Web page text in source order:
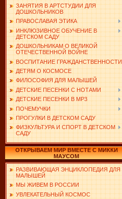
ЗАНЯТИЯ В АРТСТУДИИ ДЛЯ
ДОШКОЛЬНИКОВ
ПРАВОСЛАВАЯ ЭТИКА
ИНКЛЮЗИВНОЕ ОБУЧЕНИЕ В
ДЕТСКОМ САДУ
ДОШКОЛЬНИКАМ О ВЕЛИКОЙ
ОТЕЧЕСТВЕННОЙ ВОЙНЕ
ВОСПИТАНИЕ ГРАЖДАНСТВЕННОСТИ
ДЕТЯМ О КОСМОСЕ
ФИЛОСОФИЯ ДЛЯ МАЛЫШЕЙ
ДЕТСКИЕ ПЕСЕНКИ С НОТАМИ
ДЕТСКИЕ ПЕСЕНКИ В MP3
ПОЧЕМУЧКИ
ПРОГУЛКИ В ДЕТСКОМ САДУ
ФИЗКУЛЬТУРА И СПОРТ В ДЕТСКОМ
САДУ
ОТКРЫВАЕМ МИР ВМЕСТЕ С МИККИ
МАУСОМ
РАЗВИВАЮЩАЯ ЭНЦИКЛОПЕДИЯ ДЛЯ
МАЛЫШЕЙ
МЫ ЖИВЕМ В РОССИИ
УВЛЕКАТЕЛЬНЫЙ КОСМОС